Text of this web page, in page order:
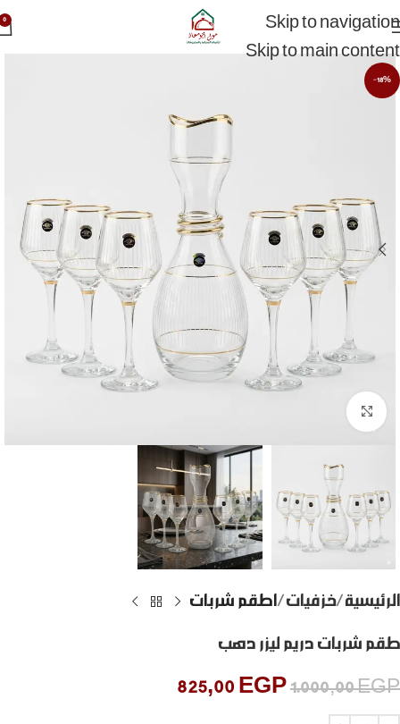
Skip to navigation
Skip to main content
0
-18%
Click to enlarge
الرئيسية خزفيات اطقم شربات
طقم شربات دريم ليزر دهب
1.000,00EGP
825,00 EGP